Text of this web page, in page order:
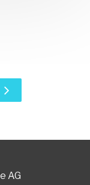
AG